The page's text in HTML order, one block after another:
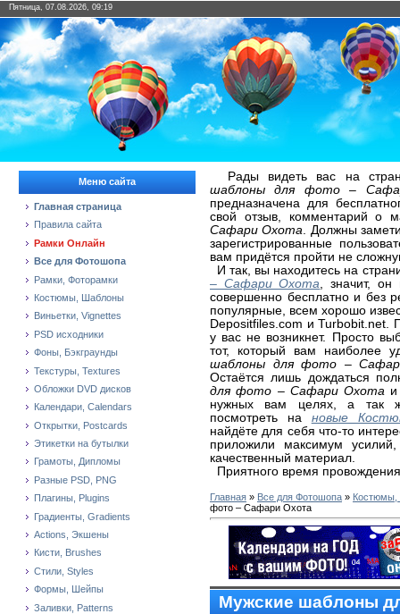
Пятница, 07.08.2026, 09:19
Меню сайта
Главная страница
Правила сайта
Рамки Онлайн
Все для Фотошопа
Рамки, Фоторамки
Костюмы, Шаблоны
Виньетки, Vignettes
PSD исходники
Фоны, Бэкграунды
Текстуры, Textures
Обложки DVD дисков
Календари, Calendars
Открытки, Postcards
Этикетки на бутылки
Грамоты, Дипломы
Разные PSD, PNG
Плагины, Plugins
Градиенты, Gradients
Actions, Экшены
Кисти, Brushes
Стили, Styles
Формы, Шейпы
Заливки, Patterns
Рады видеть вас на
шаблоны для фото –
предназначена для
свой отзыв, комментарий о
Сафари Охота. Должны
зарегистрированные
вам придётся пройти не
И так, вы находитесь на
– Сафари Охота, значит, он
совершенно бесплатно и без
популярные, всем хорошо
Depositfiles.com и Turbobit.net.
у вас не возникнет. Просто
тот, который вам наиболее
шаблоны для фото –
Остаётся лишь дождаться
для фото – Сафари Охота
нужных вам целях, а так
посмотреть на новые
найдёте для себя что-то
приложили максимум
качественный материал.
Приятного время
Главная » Все для Фотошопа »
фото – Сафари Охота
Мужские шаблоны